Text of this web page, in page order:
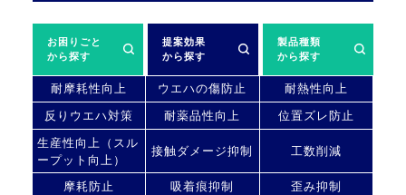
お困りごと
から探す
提案効果
から探す
製品種類
から探す
耐摩耗性向上 ウエハの傷防止
耐熱性向上
反りウエハ対策
耐薬品性向上
位置ズレ防止
生産性向上（スル
ープット向上）
接触ダメージ抑制 工数削減
摩耗防止 吸着痕抑制
歪み抑制